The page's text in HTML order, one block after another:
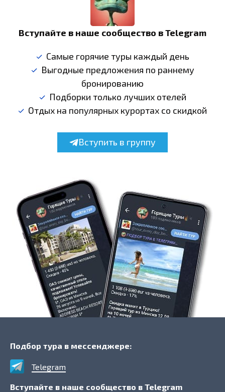
Вступайте в наше сообщество в Telegram
Самые горячие туры каждый день
Выгодные предложения по раннему
бронированию
Подборки только лучших отелей
Отдых на популярных курортах со скидкой
Вступить в группу
Подбор тура в мессенджере:
Telegram
Вступайте в наше сообщество в Telegram